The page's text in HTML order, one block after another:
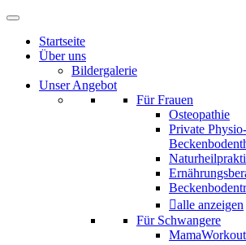
Startseite
Über uns
Bildergalerie
Unser Angebot
Für Frauen
Osteopathie
Private
alle anzeigen
Für Schwangere